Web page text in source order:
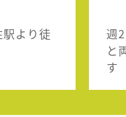
より徒
週
と
す